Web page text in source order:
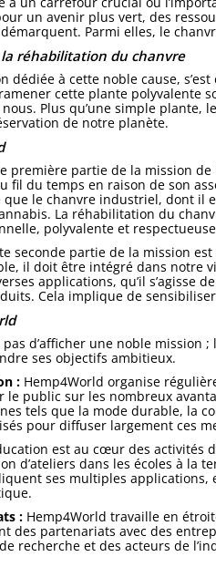
un avenir plus vert, des
Parmi elles, le
réhabilitation du chanvre
dédiée à cette noble cause,
cette plante polyvalente
Plus qu’une simple
de notre planète.
première partie de la mission
fil du temps en raison de son
le chanvre industriel, dont il
La réhabilitation du
polyvalente et
seconde partie de la mission
il doit être intégré dans notre
applications, qu’il s’agisse
Cela implique de
d’afficher une noble
ses objectifs ambitieux.
: Hemp4World organise
le public sur les nombreux
tels que la mode durable, la
pour diffuser largement ces
est au cœur des activités
d’ateliers dans les écoles à la
ses multiples
: Hemp4World travaille en
des partenariats avec des
recherche et des acteurs de